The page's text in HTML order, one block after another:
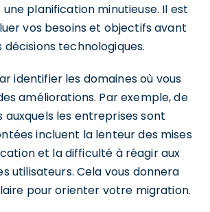
planification minutieuse. Il est
vos besoins et objectifs avant
technologiques.
identifier les domaines où vous
améliorations. Par exemple, de
auxquels les entreprises sont
incluent la lenteur des mises
et la difficulté à réagir aux
utilisateurs. Cela vous donnera
pour orienter votre migration.